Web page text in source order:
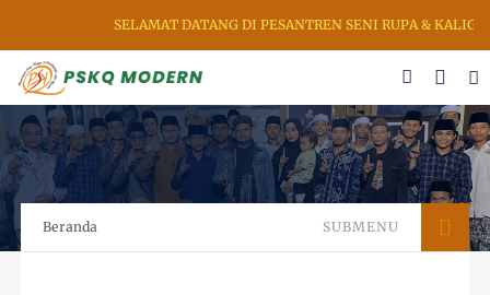
SELAMAT DATANG DI PESANTREN SENI RUPA & KALIGRAFI AL
Beranda SUBMENU